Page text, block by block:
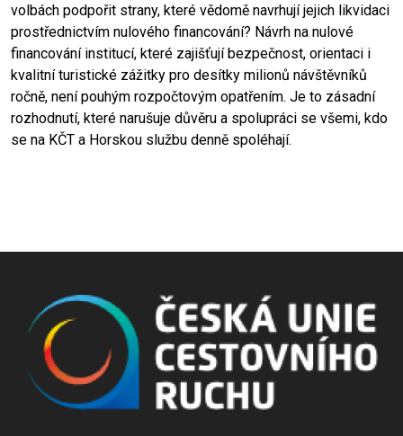
volbách podpořit strany, které vědomě navrhují jejich likvidaci
prostřednictvím nulového financování? Návrh na nulové
financování institucí, které zajišťují bezpečnost, orientaci i
kvalitní turistické zážitky pro desítky milionů návštěvníků
ročně, není pouhým rozpočtovým opatřením. Je to zásadní
rozhodnutí, které narušuje důvěru a spolupráci se všemi, kdo
se na KČT a Horskou službu denně spoléhají.